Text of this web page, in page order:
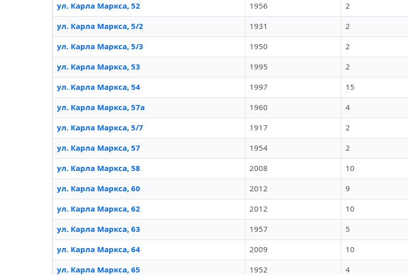
ул. Карла Маркса, 52
1956 2
ул. Карла Маркса, 5/2
1931 2
ул. Карла Маркса, 5/3
1950 2
ул. Карла Маркса, 53
1995 2
ул. Карла Маркса, 54
1997 15
ул. Карла Маркса, 57а
1960 4
ул. Карла Маркса, 5/7
1917 2
ул. Карла Маркса, 57
1954 2
ул. Карла Маркса, 58
2008 10
ул. Карла Маркса, 60
2012 9
ул. Карла Маркса, 62
2012 10
ул. Карла Маркса, 63
1957 5
ул. Карла Маркса, 64
2009 10
ул. Карла Маркса, 65
1952 4